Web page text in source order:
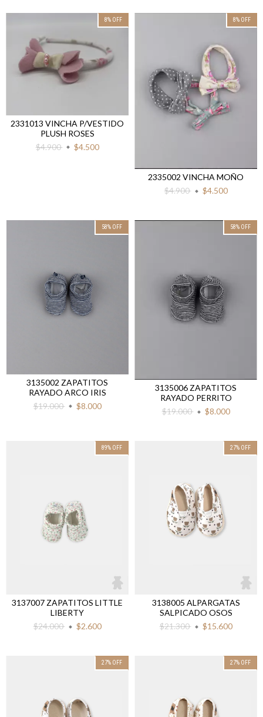
8% OFF
2331013 VINCHA P/VESTIDO
PLUSH ROSES
$4.900
$4.500
8% OFF
2335002 VINCHA MOÑO
$4.900
$4.500
58% OFF
3135002 ZAPATITOS
RAYADO ARCO IRIS
$19.000
$8.000
58% OFF
3135006 ZAPATITOS
RAYADO PERRITO
$19.000
$8.000
89% OFF
3137007 ZAPATITOS LITTLE
LIBERTY
$24.000
$2.600
27% OFF
3138005 ALPARGATAS
SALPICADO OSOS
$21.300
$15.600
27% OFF 27% OFF